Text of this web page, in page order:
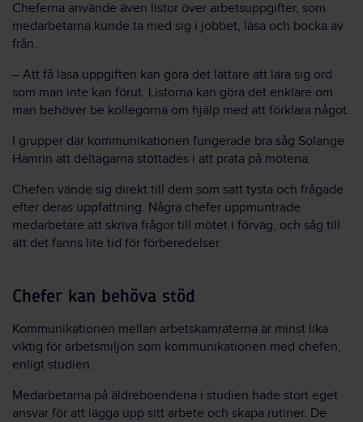
Cheferna använde även listor över arbetsuppgifter, som
medarbetarna kunde ta med sig i jobbet, läsa och bocka av
från.
– Att få läsa uppgiften kan göra det lättare att lära sig ord
som man inte kan förut. Listorna kan göra det enklare om
man behöver be kollegorna om hjälp med att förklara något.
I grupper där kommunikationen fungerade bra såg Solange
Hamrin att deltagarna stöttades i att prata på mötena.
Chefen vände sig direkt till dem som satt tysta och frågade
efter deras uppfattning. Några chefer uppmuntrade
medarbetare att skriva frågor till mötet i förväg, och såg till
att det fanns lite tid för förberedelser.
Chefer kan behöva stöd
Kommunikationen mellan arbetskamraterna är minst lika
viktig för arbetsmiljön som kommunikationen med chefen,
enligt studien.
Medarbetarna på äldreboendena i studien hade stort eget
ansvar för att lägga upp sitt arbete och skapa rutiner. De